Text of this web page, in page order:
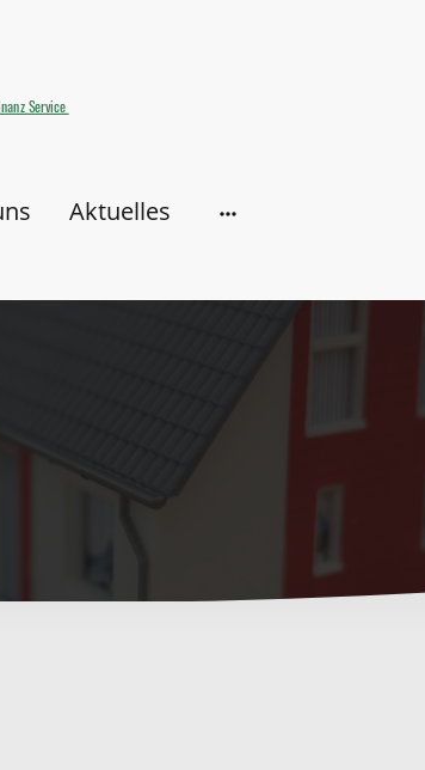
Service
Aktuelles